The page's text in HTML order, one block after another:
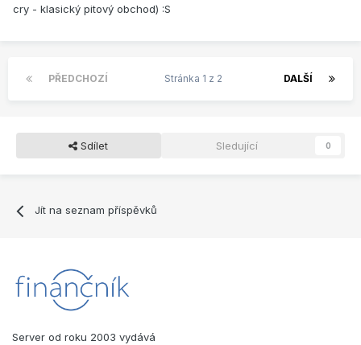
cry - klasický pitový obchod) :S
PŘEDCHOZÍ DALŠÍ
Stránka 1 z 2
Sdílet Sledující 0
Jít na seznam příspěvků
Server od roku 2003 vydává